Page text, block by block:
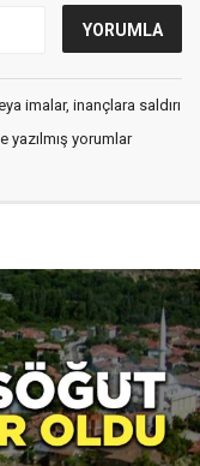
imalar, inançlara saldırı
yazılmış yorumlar